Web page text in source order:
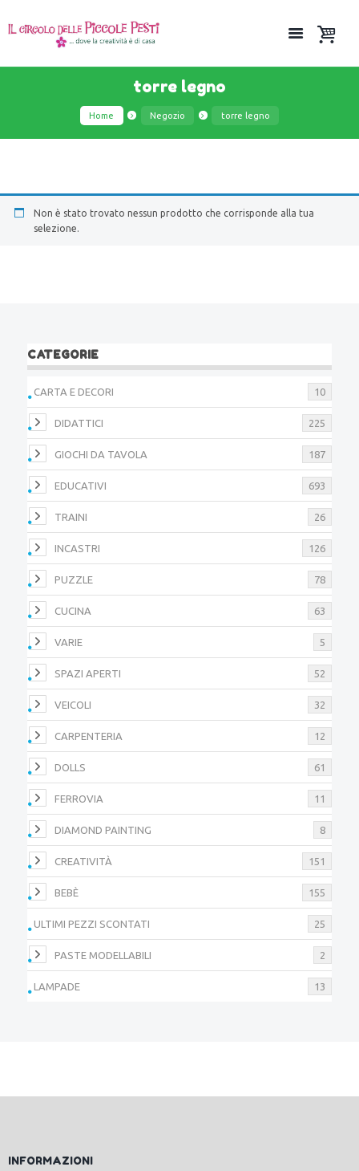
torre legno
Home Negozio torre legno
Non è stato trovato nessun prodotto che corrisponde alla tua
selezione.
CATEGORIE
CARTA E DECORI 10
DIDATTICI 225
GIOCHI DA TAVOLA 187
EDUCATIVI 693
TRAINI 26
INCASTRI 126
PUZZLE 78
CUCINA 63
VARIE 5
SPAZI APERTI 52
VEICOLI 32
CARPENTERIA 12
DOLLS 61
FERROVIA 11
DIAMOND PAINTING 8
CREATIVITÀ 151
BEBÈ 155
ULTIMI PEZZI SCONTATI 25
PASTE MODELLABILI 2
LAMPADE 13
INFORMAZIONI